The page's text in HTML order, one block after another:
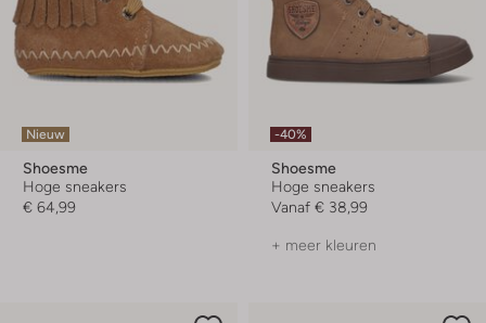
Nieuw
Shoesme
Hoge sneakers
€ 64,99
-40%
Shoesme
Hoge sneakers
Vanaf € 38,99
+ meer kleuren